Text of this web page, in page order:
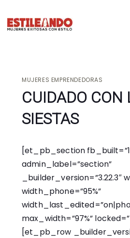
MUJERES EMPRENDEDORAS
CUIDADO CON
SIESTAS
[et_pb_section
admin_label=”section”
_builder_version=”3.22.3″
width_phone=”95%”
max_width=”97%”
[et_pb_row